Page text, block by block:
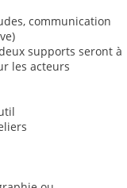
communication
supports seront à
les acteurs